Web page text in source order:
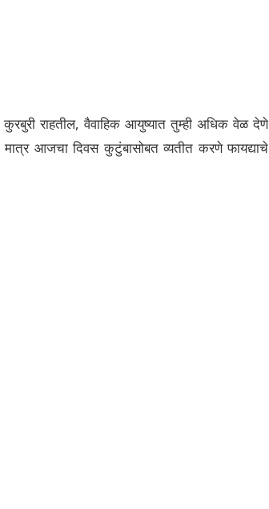
राहतील, वैवाहिक आयुष्यात तुम्ही अधिक वेळ देणे
आजचा दिवस कुटुंबासोबत व्यतीत करणे फायद्याचे